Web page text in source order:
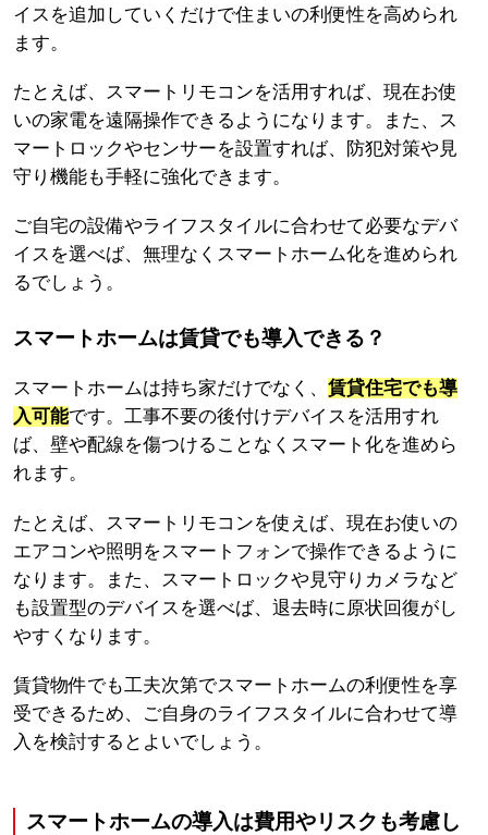
イスを追加していくだけで住まいの利便性を高められ
ます。
たとえば、スマートリモコンを活用すれば、現在お使
いの家電を遠隔操作できるようになります。また、ス
マートロックやセンサーを設置すれば、防犯対策や見
守り機能も手軽に強化できます。
ご自宅の設備やライフスタイルに合わせて必要なデバ
イスを選べば、無理なくスマートホーム化を進められ
るでしょう。
スマートホームは賃貸でも導入できる？
スマートホームは持ち家だけでなく、 賃貸住宅でも導
入可能です。工事不要の後付けデバイスを活用すれ
ば、壁や配線を傷つけることなくスマート化を進めら
れます。
たとえば、スマートリモコンを使えば、現在お使いの
エアコンや照明をスマートフォンで操作できるように
なります。また、スマートロックや見守りカメラなど
も設置型のデバイスを選べば、退去時に原状回復がし
やすくなります。
賃貸物件でも工夫次第でスマートホームの利便性を享
受できるため、ご自身のライフスタイルに合わせて導
入を検討するとよいでしょう。
スマートホームの導入は費用やリスクも考慮し